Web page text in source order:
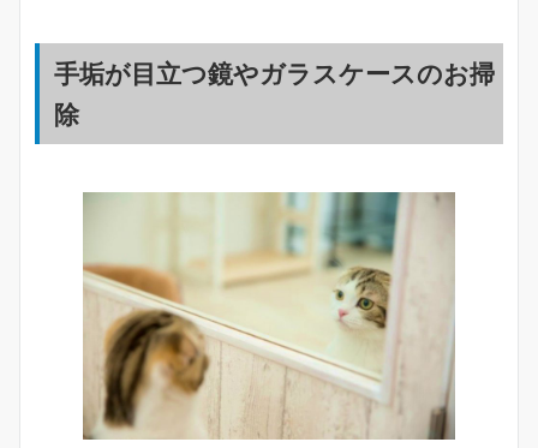
手垢が目立つ鏡やガラスケースのお掃
除